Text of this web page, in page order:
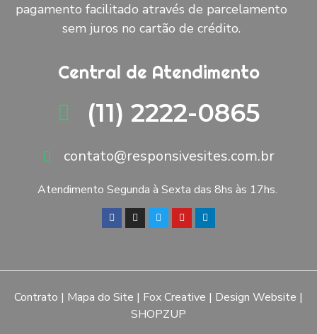
pagamento facilitado através de parcelamento
sem juros no cartão de crédito.
Central de Atendimento
(11) 2222-0865
contato@responsivesites.com.br
Atendimento Segunda à Sexta das 8hs às 17hs.
Contrato | Mapa do Site | Fox Creative | Design Website |
SHOPZUP